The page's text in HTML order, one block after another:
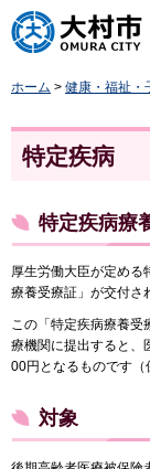
大村市
ホーム > 健康・福祉・
特定疾病
特定疾病療
厚生労働大臣が定める
療養受療証」が交付さ
この「特定疾病療養受
療機関に提出すると、
00円となるものです（
対象